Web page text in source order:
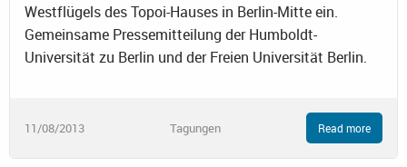
Westflügels des Topoi-Hauses in Berlin-Mitte ein.
Gemeinsame Pressemitteilung der Humboldt-
Universität zu Berlin und der Freien Universität Berlin.
11/08/2013 Tagungen Read more